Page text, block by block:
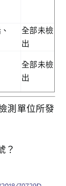
全部未檢
出
全部未檢
出
測單位所發
？